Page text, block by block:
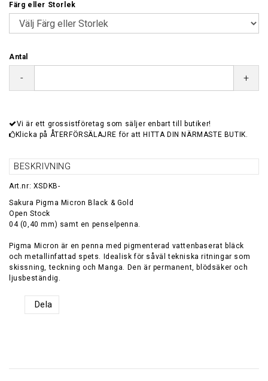
Färg eller Storlek
Antal
- +
Vi är ett grossistföretag som säljer enbart till butiker!
Klicka på ÅTERFÖRSÄLAJRE för att HITTA DIN NÄRMASTE BUTIK.
BESKRIVNING
Art.nr: XSDKB-
Sakura Pigma Micron Black & Gold
Open Stock
04 (0,40 mm) samt en penselpenna.
Pigma Micron är en penna med pigmenterad vattenbaserat bläck
och metallinfattad spets. Idealisk för såväl tekniska ritningar som
skissning, teckning och Manga. Den är permanent, blödsäker och
Dela